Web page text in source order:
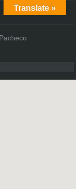
Translate »